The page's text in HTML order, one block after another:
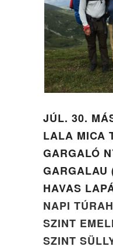
JÚL. 30.
LALA MICA
GARGALÓ
GARGALAU
HAVAS
NAPI
SZINT
SZINT